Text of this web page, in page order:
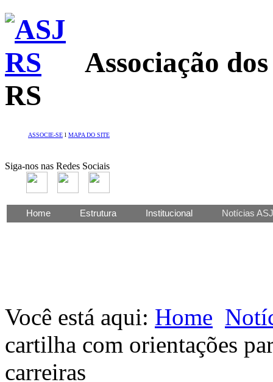
Associação
RS
ASSOCIE-SE l MAPA DO SITE
Siga-nos nas Redes Sociais
Home Estrutura Institucional Notícias ASJ
Você está aqui: Home
cartilha com orientações
carreiras